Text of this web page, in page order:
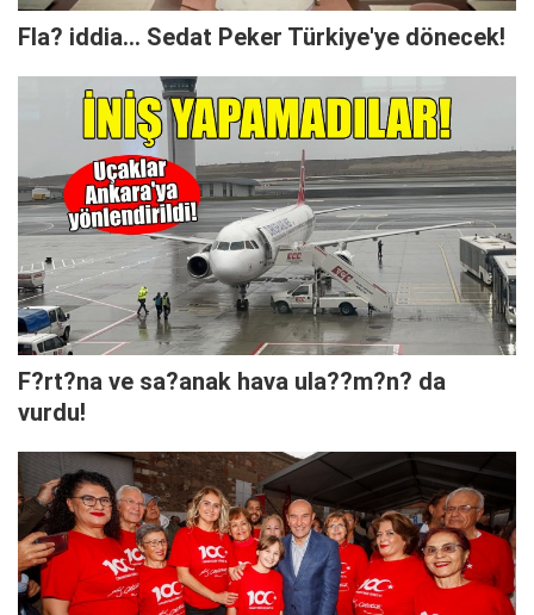
Fla? iddia... Sedat Peker Türkiye'ye dönecek!
F?rt?na ve sa?anak hava ula??m?n? da
vurdu!